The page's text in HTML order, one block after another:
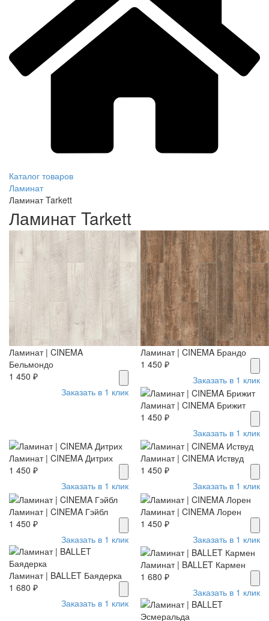
Каталог товаров
Ламинат
Ламинат Tarkett
Ламинат Tarkett
Ламинат | CINEMA
Бельмондо
1 450 ₽
Заказать в 1 клик
Ламинат | CINEMA Брандо
1 450 ₽
Заказать в 1 клик
Ламинат | CINEMA Брижит
1 450 ₽
Заказать в 1 клик
Ламинат | CINEMA Дитрих
1 450 ₽
Заказать в 1 клик
Ламинат | CINEMA Иствуд
1 450 ₽
Заказать в 1 клик
Ламинат | CINEMA Гэйбл
1 450 ₽
Заказать в 1 клик
Ламинат | CINEMA Лорен
1 450 ₽
Заказать в 1 клик
Ламинат | BALLET Баядерка
1 680 ₽
Заказать в 1 клик
Ламинат | BALLET Кармен
1 680 ₽
Заказать в 1 клик